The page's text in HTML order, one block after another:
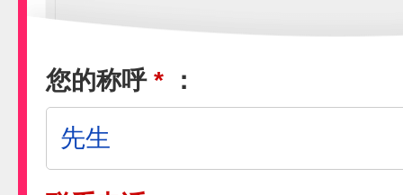
您的称呼 * ：